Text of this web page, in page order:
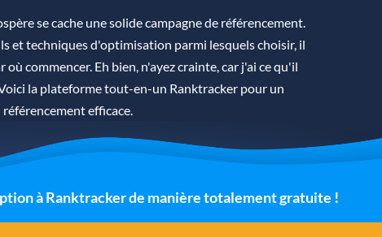
se cache une solide campagne de référencement.
et techniques d'optimisation parmi lesquels choisir, il
commencer. Eh bien, n'ayez crainte, car j'ai ce qu'il
la plateforme tout-en-un Ranktracker pour un
référencement efficace.
à Ranktracker de manière totalement gratuite !